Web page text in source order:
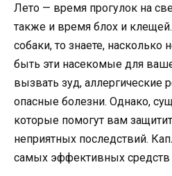
Лето — время прогулок на
также и время блох и
собаки, то знаете, насколько
быть эти насекомые для
вызвать зуд, аллергические
опасные болезни. Однако,
которые помогут вам
неприятных последствий.
самых эффективных средств